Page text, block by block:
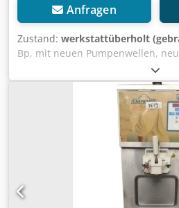
Anfragen
Zustand: werkstattüberholt
Bp, mit neuen Pumpenwellen,
Simmerringen, sowie perfekten
als auch wassergekühlte
Stück verfügbar. Djdpfsu Rtpfsx